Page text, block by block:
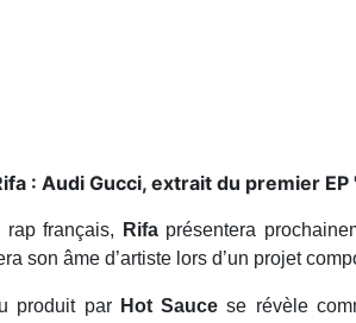
: Audi Gucci, extrait du premier EP
français, Rifa présentera
son âme d’artiste lors d’un projet
produit parHot Sauce se révèle